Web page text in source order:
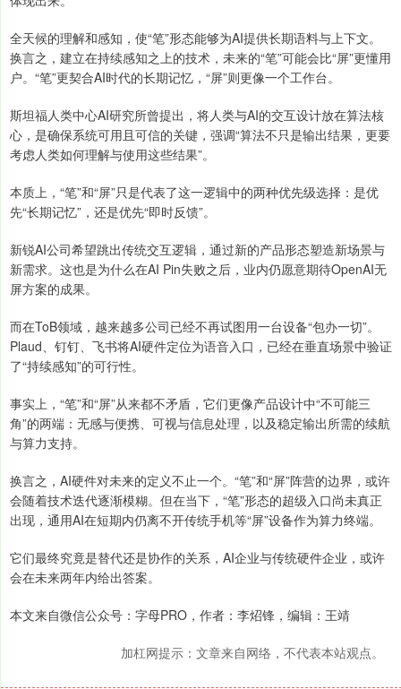
全天候的理解和感知，使“笔”形态能够为AI提供长期语料与上下文。
换言之，建立在持续感知之上的技术，未来的“笔”可能会比“屏”更懂用
户。“笔”更契合AI时代的长期记忆，“屏”则更像一个工作台。
斯坦福人类中心AI研究所曾提出，将人类与AI的交互设计放在算法核
心，是确保系统可用且可信的关键，强调“算法不只是输出结果，更要
考虑人类如何理解与使用这些结果”。
本质上，“笔”和“屏”只是代表了这一逻辑中的两种优先级选择：是优
先“长期记忆”，还是优先“即时反馈”。
新锐AI公司希望跳出传统交互逻辑，通过新的产品形态塑造新场景与
新需求。这也是为什么在AI Pin失败之后，业内仍愿意期待OpenAI无
屏方案的成果。
而在ToB领域，越来越多公司已经不再试图用一台设备“包办一切”。
Plaud、钉钉、飞书将AI硬件定位为语音入口，已经在垂直场景中验证
了“持续感知”的可行性。
事实上，“笔”和“屏”从来都不矛盾，它们更像产品设计中“不可能三
角”的两端：无感与便携、可视与信息处理，以及稳定输出所需的续航
与算力支持。
换言之，AI硬件对未来的定义不止一个。“笔”和“屏”阵营的边界，或许
会随着技术迭代逐渐模糊。但在当下，“笔”形态的超级入口尚未真正
出现，通用AI在短期内仍离不开传统手机等“屏”设备作为算力终端。
它们最终究竟是替代还是协作的关系，AI企业与传统硬件企业，或许
会在未来两年内给出答案。
本文来自微信公众号：字母PRO，作者：李炤锋，编辑：王靖
加杠网提示：文章来自网络，不代表本站观点。